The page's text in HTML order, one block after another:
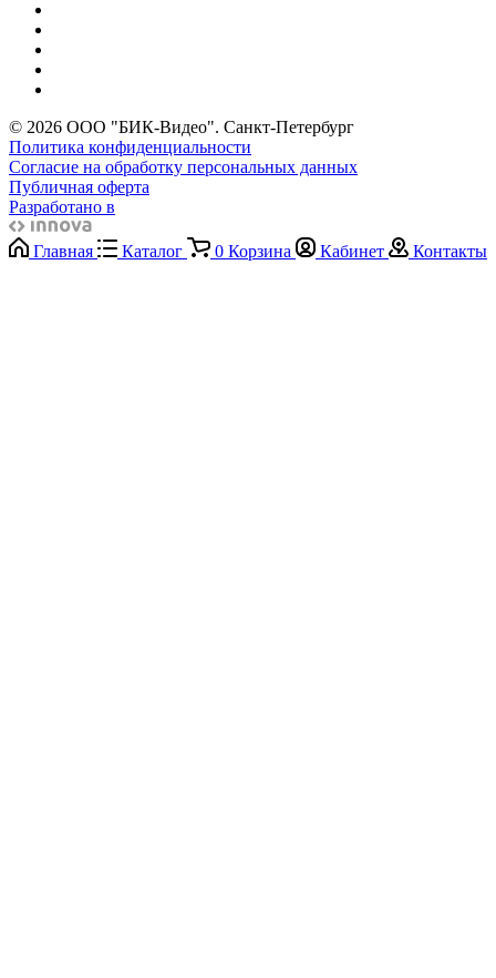
© 2026 ООО "БИК-Видео". Санкт-Петербург
Политика конфиденциальности
Согласие на обработку персональных данных
Публичная оферта
Разработано в
Главная Каталог 0 Корзина Кабинет Контакты